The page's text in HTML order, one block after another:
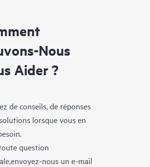
Nous
Aider ?
de conseils, de réponses
lorsque vous en
question
nous un e-mail